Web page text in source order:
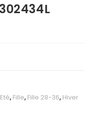
Eté, Fille, Fille 28-36, Hiver